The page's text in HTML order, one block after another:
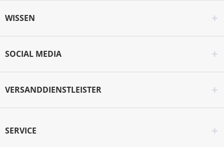
WISSEN
SOCIAL MEDIA
VERSANDDIENSTLEISTER
SERVICE